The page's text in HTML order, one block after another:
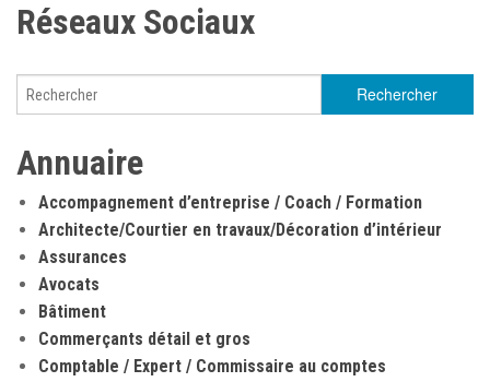
Réseaux Sociaux
Annuaire
Accompagnement d’entreprise / Coach / Formation
Architecte/Courtier en travaux/Décoration d’intérieur
Assurances
Avocats
Bâtiment
Commerçants détail et gros
Comptable / Expert / Commissaire au comptes